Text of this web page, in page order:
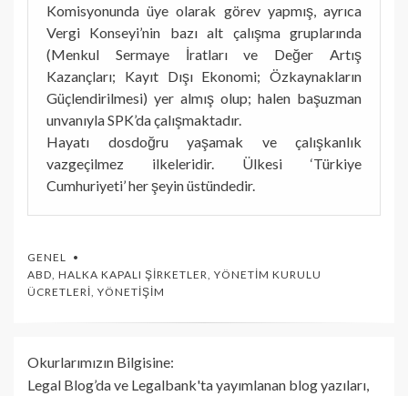
Komisyonunda üye olarak görev yapmış, ayrıca
Vergi Konseyi’nin bazı alt çalışma gruplarında
(Menkul Sermaye İratları ve Değer Artış
Kazançları; Kayıt Dışı Ekonomi; Özkaynakların
Güçlendirilmesi) yer almış olup; halen başuzman
unvanıyla SPK’da çalışmaktadır.
Hayatı dosdoğru yaşamak ve çalışkanlık
vazgeçilmez ilkeleridir. Ülkesi ‘Türkiye
Cumhuriyeti’ her şeyin üstündedir.
GENEL
ABD HALKA KAPALI ŞIRKETLER YÖNETIM KURULU
ÜCRETLERI YÖNETIŞIM
Okurlarımızın Bilgisine:
Legal Blog’da ve Legalbank'ta yayımlanan blog yazıları,